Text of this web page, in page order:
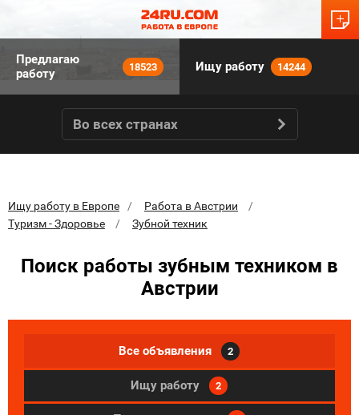
Предлагаю
работу
18523 Ищу работу 14244
Во всех странах
Ищу работу в Европе
Работа в Австрии
Туризм - Здоровье
Зубной техник
Поиск работы зубным техником в
Австрии
Все объявления 2
Ищу работу 2